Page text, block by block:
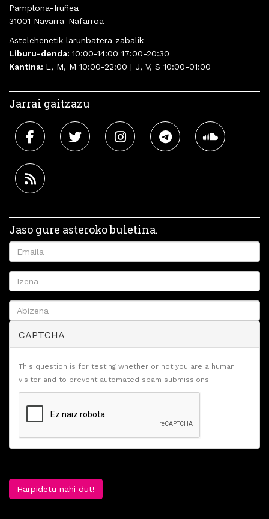
Pamplona-Iruñea
31001 Navarra-Nafarroa
Astelehenetik larunbatera zabalik
Liburu-denda: 10:00-14:00 17:00-20:30
Kantina: L, M, M 10:00-22:00 | J, V, S 10:00-01:00
Jarrai gaitzazu
Jaso gure asteroko buletina.
CAPTCHA
This question is for testing whether or not you are a human
visitor and to prevent automated spam submissions.
Harpidetu nahi dut!